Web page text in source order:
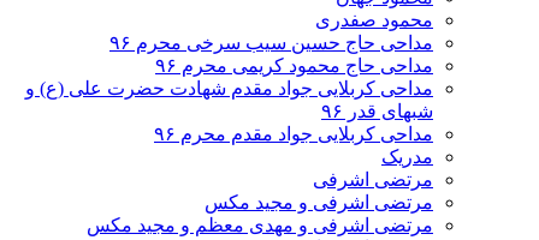
محمود صفدری
مداحی حاج حسین سیب سرخی محرم ۹۶
مداحی حاج محمود کریمی محرم ۹۶
مداحی کربلایی جواد مقدم شهادت حضرت علی (ع) و
شبهای قدر ۹۶
مداحی کربلایی جواد مقدم محرم ۹۶
مدریک
مرتضی اشرفی
مرتضی اشرفی و مجید مکس
مرتضی اشرفی و مهدی معظم و مجید مکس